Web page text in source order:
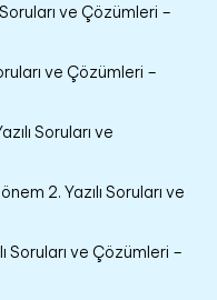
Soruları ve Çözümleri –
ve Çözümleri –
Soruları ve
2. Yazılı Soruları ve
Soruları ve Çözümleri –